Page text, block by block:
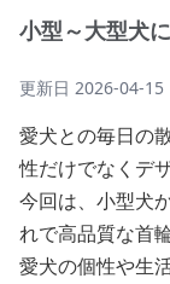
小型～大型犬
更新日 2026-04-15
愛犬との毎日の
性だけでなくデ
今回は、小型犬
れで高品質な首
愛犬の個性や生